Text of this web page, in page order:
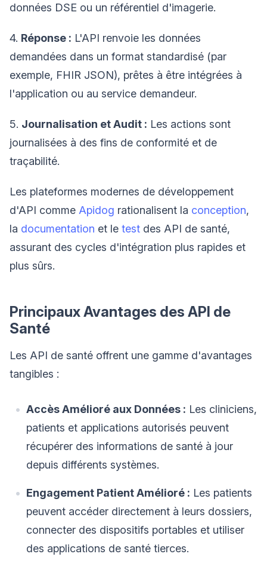
données DSE ou un référentiel d'imagerie.
4. Réponse : L'API renvoie les données
demandées dans un format standardisé (par
exemple, FHIR JSON), prêtes à être intégrées à
l'application ou au service demandeur.
5. Journalisation et Audit : Les actions sont
journalisées à des fins de conformité et de
traçabilité.
Les plateformes modernes de développement
d'API comme Apidog rationalisent la conception,
la documentation et le test des API de santé,
assurant des cycles d'intégration plus rapides et
plus sûrs.
Principaux Avantages des API de
Santé
Les API de santé offrent une gamme d'avantages
tangibles :
Accès Amélioré aux Données : Les cliniciens,
patients et applications autorisés peuvent
récupérer des informations de santé à jour
depuis différents systèmes.
Engagement Patient Amélioré : Les patients
peuvent accéder directement à leurs dossiers,
connecter des dispositifs portables et utiliser
des applications de santé tierces.